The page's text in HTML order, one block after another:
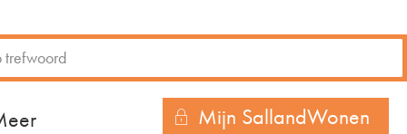
Mijn SallandWonen